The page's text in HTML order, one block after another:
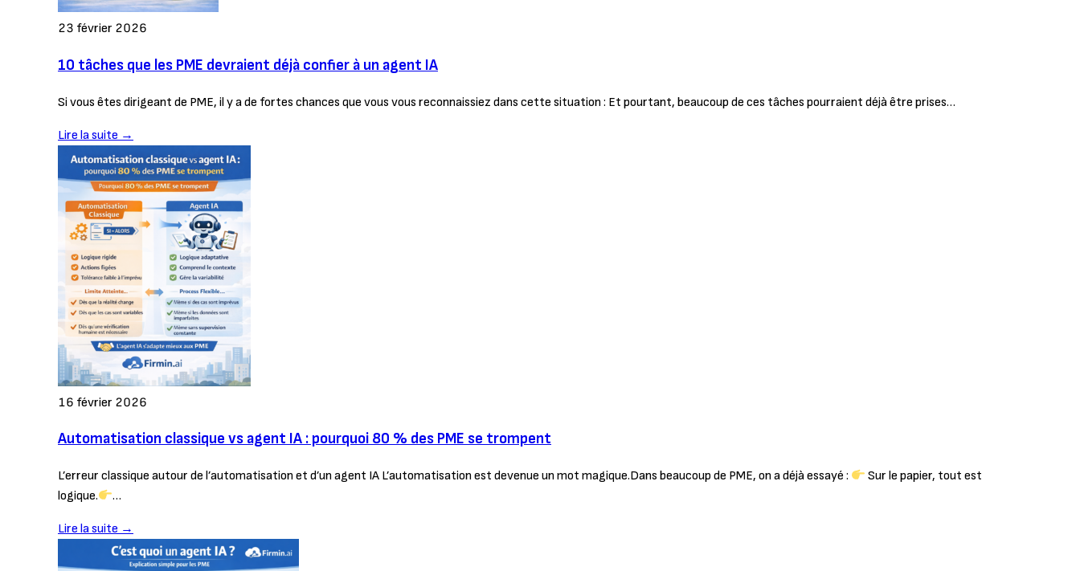
23 février 2026
10 tâches que les PME devraient déjà confier à un agent IA
Si vous êtes dirigeant de PME, il y a de fortes chances que vous vous reconnaissiez dans cette situation : Et pourtant, beaucoup de ces tâches pourraient déjà être prises…
Lire la suite →
16 février 2026
Automatisation classique vs agent IA : pourquoi 80 % des PME se trompent
L’erreur classique autour de l’automatisation et d’un agent IA L’automatisation est devenue un mot magique.Dans beaucoup de PME, on a déjà essayé :
Sur le papier, tout est
logique.
…
Lire la suite →